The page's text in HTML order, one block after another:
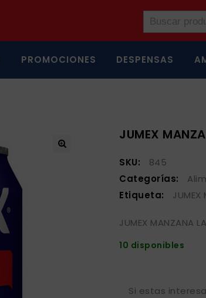
PROMOCIONES DESPENSAS
JUMEX
SKU:
845
Categorías:
Etiqueta:
JUMEX MANZANA
10 disponibles
Si estas